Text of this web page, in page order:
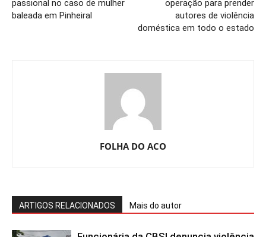
passional no caso de mulher
baleada em Pinheiral
operação para prender
autores de violência
doméstica em todo o estado
FOLHA DO ACO
ARTIGOS RELACIONADOS Mais do autor